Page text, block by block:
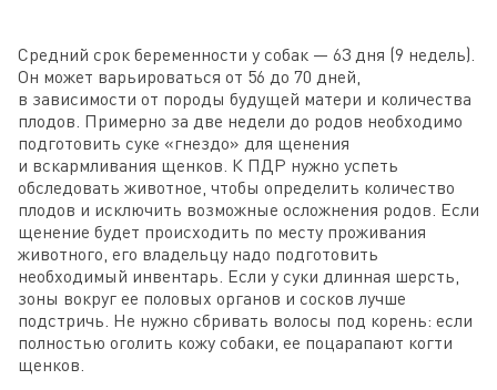
Средний срок беременности у собак — 63 дня (9 недель).
Он может варьироваться от 56 до 70 дней,
в зависимости от породы будущей матери и количества
плодов. Примерно за две недели до родов необходимо
подготовить суке «гнездо» для щенения
и вскармливания щенков. К ПДР нужно успеть
обследовать животное, чтобы определить количество
плодов и исключить возможные осложнения родов. Если
щенение будет происходить по месту проживания
животного, его владельцу надо подготовить
необходимый инвентарь. Если у суки длинная шерсть,
зоны вокруг ее половых органов и сосков лучше
подстричь. Не нужно сбривать волосы под корень: если
полностью оголить кожу собаки, ее поцарапают когти
щенков.